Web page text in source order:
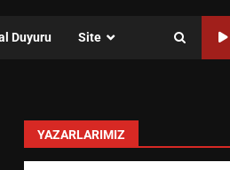
Duyuru Site
YAZARLARIMIZ